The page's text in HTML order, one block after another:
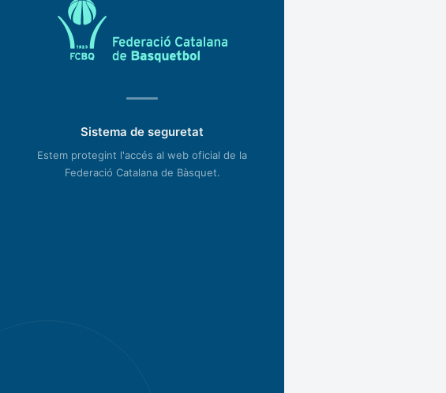
Sistema de seguretat
Estem protegint l'accés al web oficial de la
Federació Catalana de Bàsquet.